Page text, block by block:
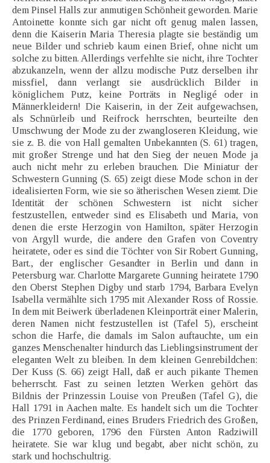
dem Pinsel Halls zur anmutigen Schönheit geworden. Marie
Antoinette konnte sich gar nicht oft genug malen lassen,
denn die Kaiserin Maria Theresia plagte sie beständig um
neue Bilder und schrieb kaum einen Brief, ohne nicht um
solche zu bitten. Allerdings verfehlte sie nicht, ihre Tochter
abzukanzeln, wenn der allzu modische Putz derselben ihr
missfiel, dann verlangt sie ausdrücklich Bilder in
königlichem Putz, keine Porträts in Negligé oder in
Männerkleidern! Die Kaiserin, in der Zeit aufgewachsen,
als Schnürleib und Reifrock herrschten, beurteilte den
Umschwung der Mode zu der zwangloseren Kleidung, wie
sie z. B. die von Hall gemalten Unbekannten (S. 61) tragen,
mit großer Strenge und hat den Sieg der neuen Mode ja
auch nicht mehr zu erleben brauchen. Die Miniatur der
Schwestern Gunning (S. 65) zeigt diese Mode schon in der
idealisierten Form, wie sie so ätherischen Wesen ziemt. Die
Identität der schönen Schwestern ist nicht sicher
festzustellen, entweder sind es Elisabeth und Maria, von
denen die erste Herzogin von Hamilton, später Herzogin
von Argyll wurde, die andere den Grafen von Coventry
heiratete, oder es sind die Töchter von Sir Robert Gunning,
Bart., der englischer Gesandter in Berlin und dann in
Petersburg war. Charlotte Margarete Gunning heiratete 1790
den Oberst Stephen Digby und starb 1794, Barbara Evelyn
Isabella vermählte sich 1795 mit Alexander Ross of Rossie.
In dem mit Beiwerk überladenen Kleinporträt einer Malerin,
deren Namen nicht festzustellen ist (Tafel 5), erscheint
schon die Harfe, die damals im Salon auftauchte, um ein
ganzes Menschenalter hindurch das Lieblingsinstrument der
eleganten Welt zu bleiben. In dem kleinen Genrebildchen:
Der Kuss (S. 66) zeigt Hall, daß er auch pikante Themen
beherrscht. Fast zu seinen letzten Werken gehört das
Bildnis der Prinzessin Louise von Preußen (Tafel G), die
Hall 1791 in Aachen malte. Es handelt sich um die Tochter
des Prinzen Ferdinand, eines Bruders Friedrich des Großen,
die 1770 geboren, 1796 den Fürsten Anton Radziwill
heiratete. Sie war klug und begabt, aber nicht schön, zu
stark und hochschultrig.